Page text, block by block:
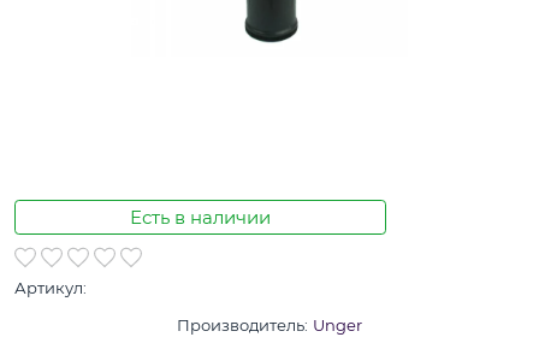
Есть в наличии
Артикул:
Производитель: Unger